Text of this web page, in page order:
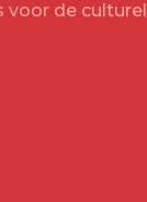
voor de